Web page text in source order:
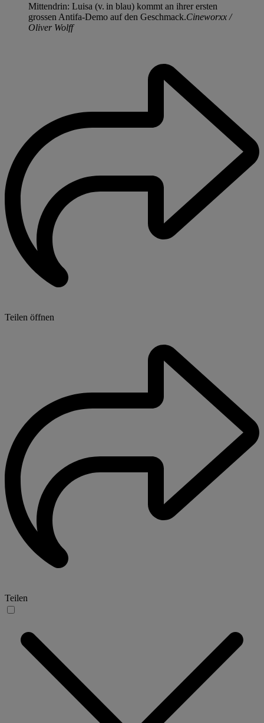
Mittendrin: Luisa (v. in blau) kommt an ihrer ersten
grossen Antifa-Demo auf den Geschmack.Cineworxx /
Oliver Wolff
Teilen öffnen
Teilen